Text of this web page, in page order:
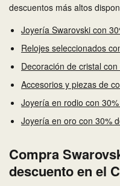
descuentos más altos
Joyería Swarovski con
Relojes seleccionados
Decoración de cristal con
Accesorios y piezas de
Joyería en rodio con
Joyería en oro con 30%
Compra
descuento en el